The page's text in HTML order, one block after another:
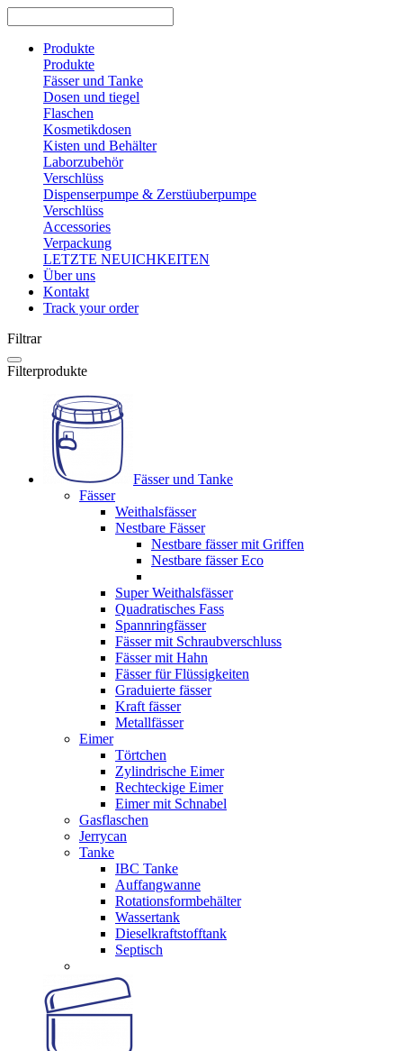
Produkte
Produkte
Fässer und Tanke
Dosen und tiegel
Flaschen
Kosmetikdosen
Kisten und Behälter
Laborzubehör
Verschlüss
Dispenserpumpe & Zerstüuberpumpe
Verschlüss
Accessories
Verpackung
LETZTE NEUICHKEITEN
Über uns
Kontakt
Track your order
Filtrar
Filterprodukte
Fässer und Tanke
Fässer
Weithalsfässer
Nestbare Fässer
Nestbare fässer mit Griffen
Nestbare fässer Eco
Super Weithalsfässer
Quadratisches Fass
Spannringfässer
Fässer mit Schraubverschluss
Fässer mit Hahn
Fässer für Flüssigkeiten
Graduierte fässer
Kraft fässer
Metallfässer
Eimer
Törtchen
Zylindrische Eimer
Rechteckige Eimer
Eimer mit Schnabel
Gasflaschen
Jerrycan
Tanke
IBC Tanke
Auffangwanne
Rotationsformbehälter
Wassertank
Dieselkraftstofftank
Septisch